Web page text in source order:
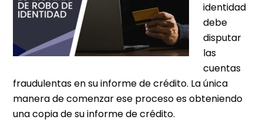
identidad
debe
disputar
las
cuentas
fraudulentas en su informe de crédito. La única
manera de comenzar ese proceso es obteniendo
una copia de su informe de crédito.